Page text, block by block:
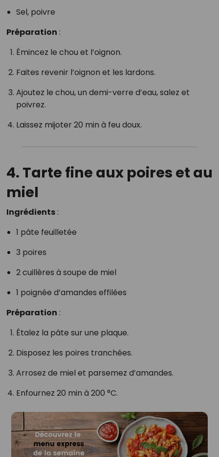
Sel, poivre
Préparation :
Émincez le chou et l’oignon.
Faites revenir l’oignon et les lardons.
Ajoutez le chou, un demi-verre d’eau, salez et
poivrez.
Laissez mijoter 20 min à feu doux.
4. Tarte fine aux poires et au
miel
Ingrédients:
1 pâte feuilletée
3 poires
2 cuillères à soupe de miel
1 poignée d’amandes effilées
Préparation :
Étalez la pâte sur une plaque.
Disposez les poires tranchées.
Arrosez de miel et parsemez d’amandes.
Enfournez 20 min à 200 °C.